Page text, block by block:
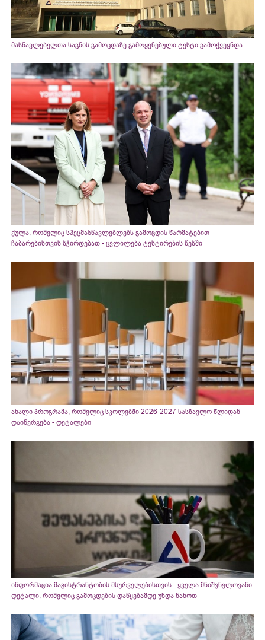
მასწავლებელთა საგნის გამოცდაზე გამოყენებული ტესტი გამოქვეყნდა
ქულა, რომელიც სპეცმასწავლებლებს გამოცდის წარმატებით
ჩაბარებისთვის სჭირდებათ - ცვლილება ტესტირების წესში
ახალი პროგრამა, რომელიც სკოლებში 2026-2027 სასწავლო წლიდან
დაინერგება - დეტალები
ინფორმაცია მაგისტრანტობის მსურველებისთვის - ყველა მნიშვნელოვანი
დეტალი, რომელიც გამოცდების დაწყებამდე უნდა ნახოთ